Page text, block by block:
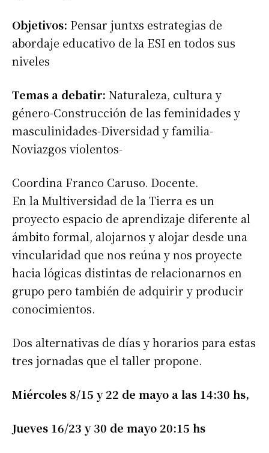
Objetivos: Pensar juntxs estrategias de
abordaje educativo de la ESI en todos sus
niveles
Temas a debatir: Naturaleza, cultura y
género-Construcción de las feminidades y
masculinidades-Diversidad y familia-
Noviazgos violentos-
Coordina Franco Caruso. Docente.
En la Multiversidad de la Tierra es un
proyecto espacio de aprendizaje diferente al
ámbito formal, alojarnos y alojar desde una
vincularidad que nos reúna y nos proyecte
hacia lógicas distintas de relacionarnos en
grupo pero también de adquirir y producir
conocimientos.
Dos alternativas de días y horarios para estas
tres jornadas que el taller propone.
Miércoles 8/15 y 22 de mayo a las 14:30 hs,
Jueves 16/23 y 30 de mayo 20:15 hs